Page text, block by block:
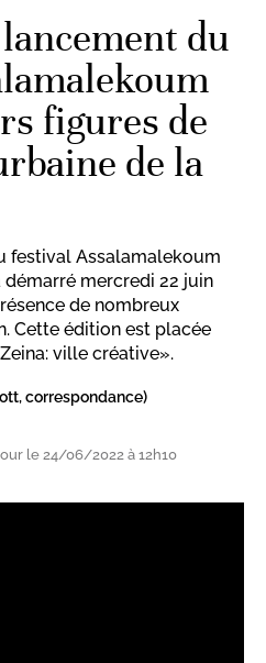
du
figures de
de la
festival Assalamalekoum
mercredi 22 juin
de nombreux
Cette édition est placée
ville créative».
correspondance)
le 24/06/2022 à 12h10